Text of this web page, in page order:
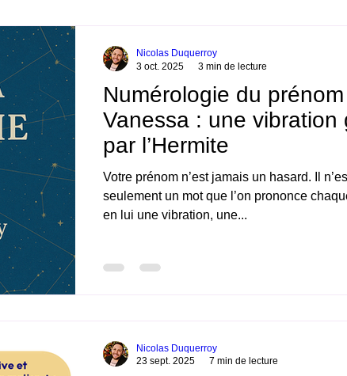
Numérologie du prénom
Vanessa : une vibration
par l’Hermite
Votre prénom n’est jamais un hasard. Il
seulement un mot que l’on prononce
en lui une vibration, une...
Nicolas Duquerroy
3 oct. 2025
3 min de lecture
Nicolas Duquerroy
23 sept. 2025
7 min de lecture